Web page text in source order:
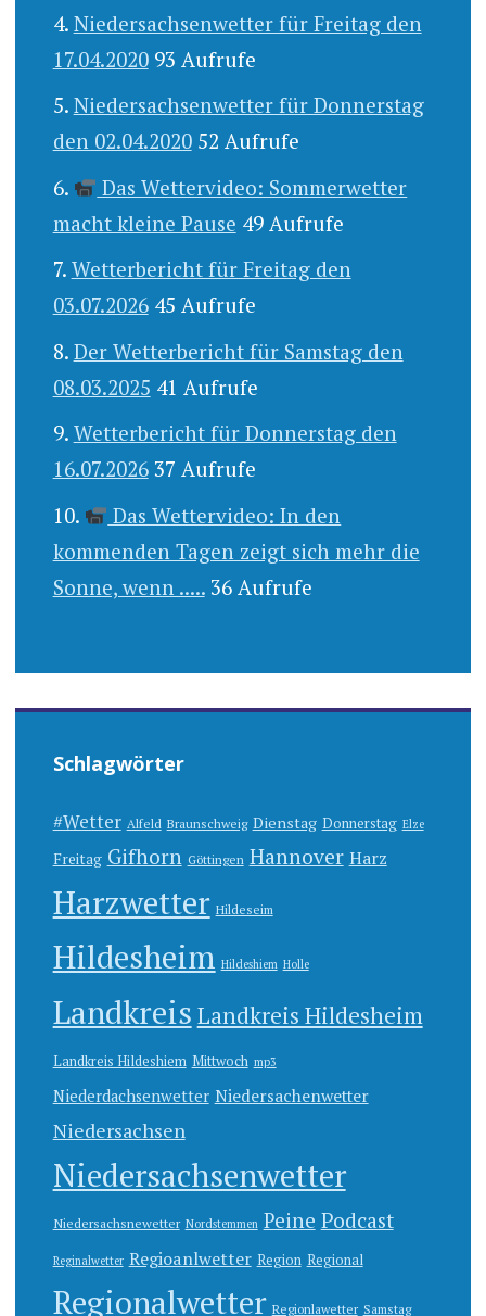
Niedersachsenwetter für Freitag den
17.04.2020 93 Aufrufe
Niedersachsenwetter für Donnerstag
den 02.04.2020 52 Aufrufe
Das Wettervideo: Sommerwetter
macht kleine Pause 49 Aufrufe
Wetterbericht für Freitag den
03.07.2026 45 Aufrufe
Der Wetterbericht für Samstag den
08.03.2025 41 Aufrufe
Wetterbericht für Donnerstag den
16.07.2026 37 Aufrufe
Das Wettervideo: In den
kommenden Tagen zeigt sich mehr die
Sonne, wenn ..... 36 Aufrufe
Schlagwörter
#Wetter Alfeld Braunschweig Dienstag Donnerstag Elze
Freitag Gifhorn Göttingen Hannover Harz
Harzwetter Hildeseim
Hildesheim Hildeshiem Holle
Landkreis Landkreis Hildesheim
Landkreis Hildeshiem Mittwoch mp3
Niederdachsenwetter Niedersachenwetter
Niedersachsen
Niedersachsenwetter
Niedersachsnewetter Nordstemmen Peine Podcast
Reginalwetter Regioanlwetter Region Regional
Regionalwetter Regionlawetter Samstag